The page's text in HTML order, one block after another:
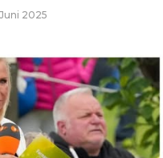
2025